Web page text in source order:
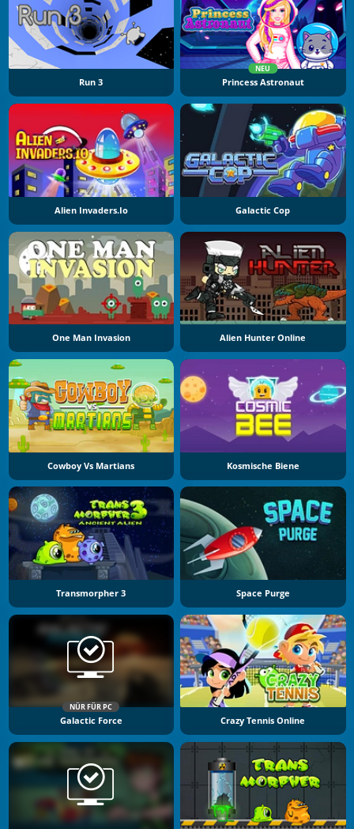
Run 3
NEU
Princess Astronaut
Alien Invaders.io Galactic Cop
One Man Invasion Alien Hunter Online
Cowboy Vs Martians Kosmische Biene
Transmorpher 3 Space Purge
NÜR FÜR PC
Galactic Force Crazy Tennis Online